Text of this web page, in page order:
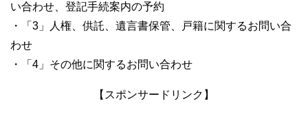
い合わせ、登記手続案内の予約
・「3」人権、供託、遺言書保管、戸籍に関するお問い合
わせ
・「4」その他に関するお問い合わせ
【スポンサードリンク】